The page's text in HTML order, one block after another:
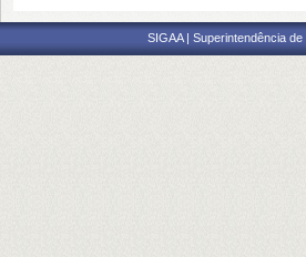
SIGAA | Superintendência